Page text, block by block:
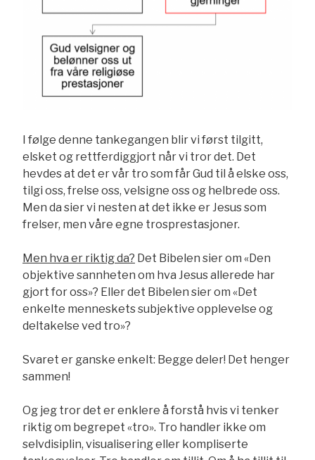
I følge denne tankegangen blir vi først tilgitt,
elsket og rettferdiggjort når vi tror det. Det
hevdes at det er vår tro som får Gud til å elske oss,
tilgi oss, frelse oss, velsigne oss og helbrede oss.
Men da sier vi nesten at det ikke er Jesus som
frelser, men våre egne trosprestasjoner.
Men hva er riktig da? Det Bibelen sier om «Den
objektive sannheten om hva Jesus allerede har
gjort for oss»? Eller det Bibelen sier om «Det
enkelte menneskets subjektive opplevelse og
deltakelse ved tro»?
Svaret er ganske enkelt: Begge deler! Det henger
sammen!
Og jeg tror det er enklere å forstå hvis vi tenker
riktig om begrepet «tro». Tro handler ikke om
selvdisiplin, visualisering eller kompliserte